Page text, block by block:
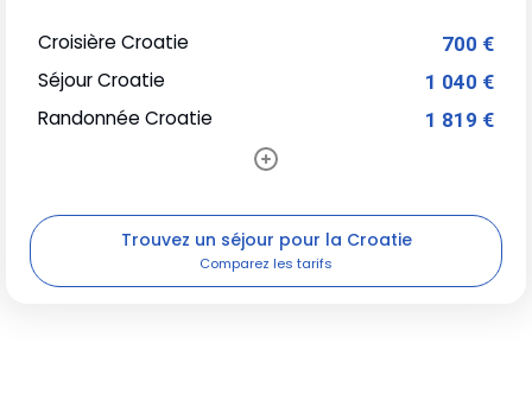
Croisière Croatie 700 €
Séjour Croatie 1 040 €
Randonnée Croatie 1 819 €
Trouvez un séjour pour la Croatie